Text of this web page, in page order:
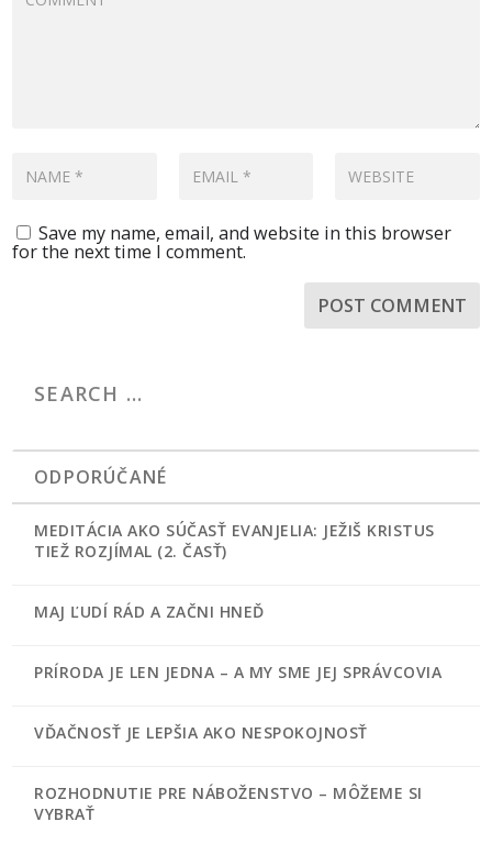
Save my name, email, and website in this browser
for the next time I comment.
ODPORÚČANÉ
MEDITÁCIA AKO SÚČASŤ EVANJELIA: JEŽIŠ KRISTUS
TIEŽ ROZJÍMAL (2. ČASŤ)
MAJ ĽUDÍ RÁD A ZAČNI HNEĎ
PRÍRODA JE LEN JEDNA – A MY SME JEJ SPRÁVCOVIA
VĎAČNOSŤ JE LEPŠIA AKO NESPOKOJNOSŤ
ROZHODNUTIE PRE NÁBOŽENSTVO – MÔŽEME SI
VYBRAŤ